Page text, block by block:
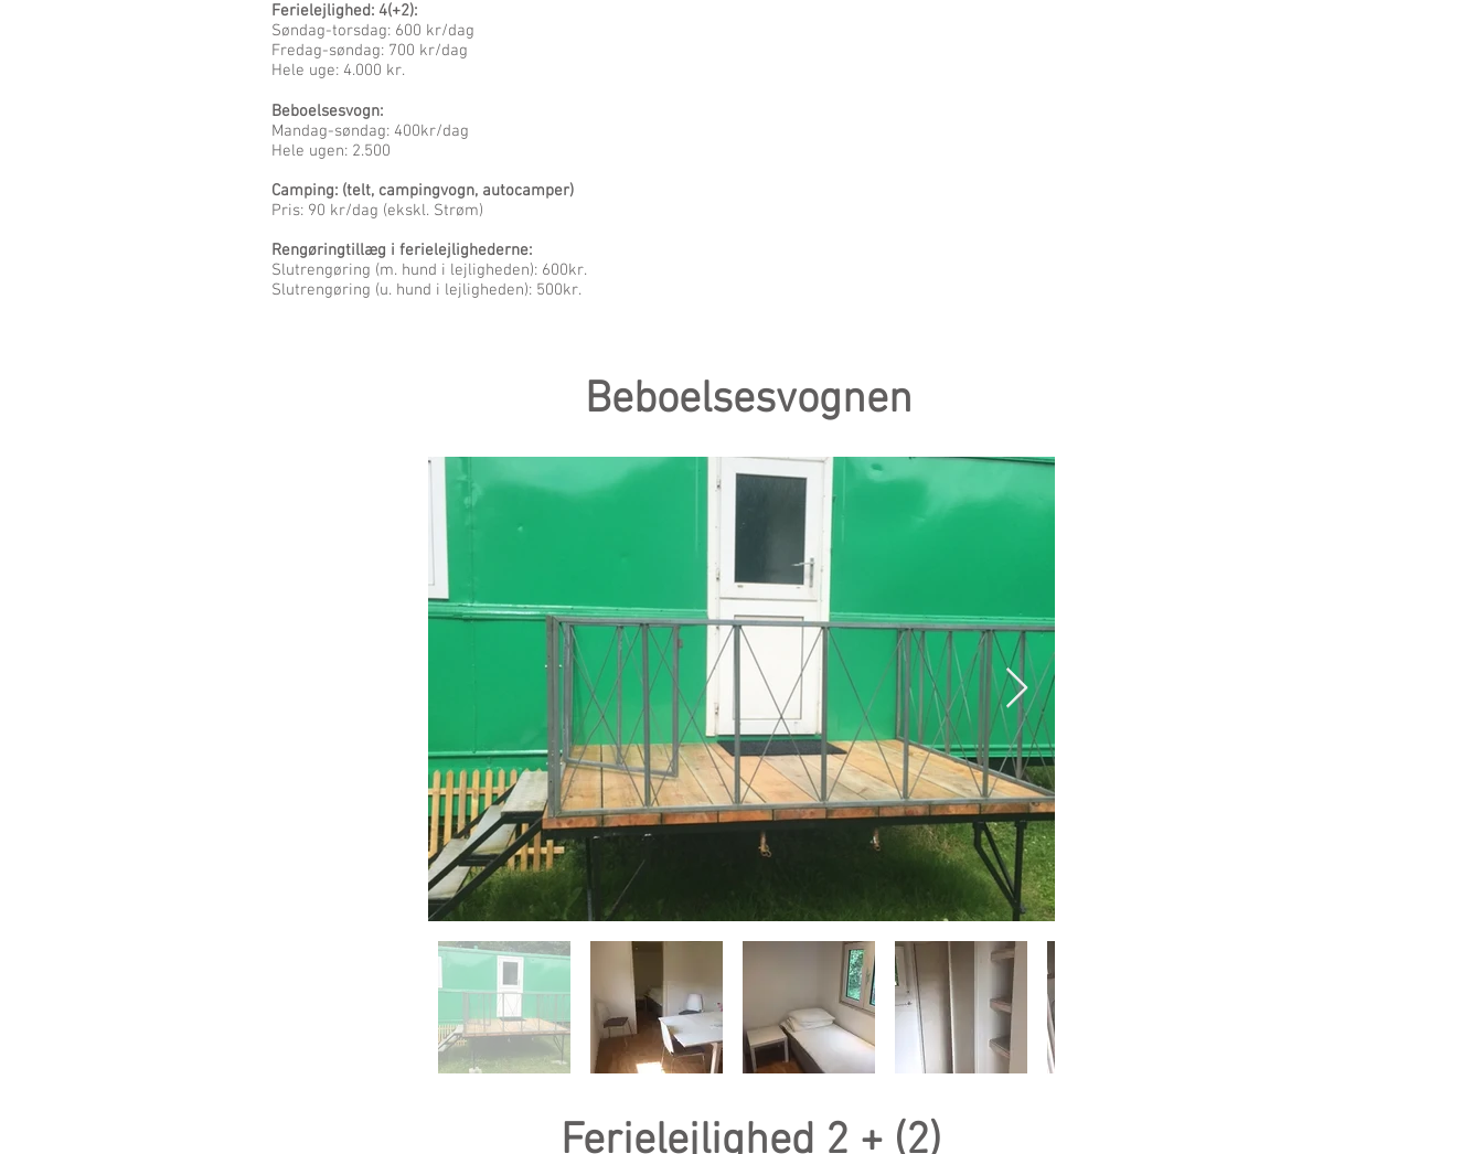
Ferielejlighed: 4(+2):
Søndag-torsdag: 600 kr/dag
Fredag-søndag: 700 kr/dag
Hele uge: 4.000 kr.
Beboelsesvogn:
Mandag-søndag: 400kr/dag
Hele ugen: 2.500
Camping: (telt, campingvogn, autocamper)
Pris: 90 kr/dag (ekskl. Strøm)
Rengøringtillæg i ferielejlighederne:
Slutrengøring (m. hund i lejligheden): 600kr.
Slutrengøring (u. hund i lejligheden): 500kr.
Beboelsesvognen
Ferielejlighed 2 + (2)